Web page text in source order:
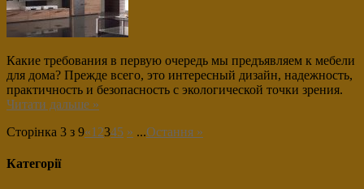
Какие требования в первую очередь мы предъявляем к мебели
для дома? Прежде всего, это интересный дизайн, надежность,
практичность и безопасность с экологической точки зрения.
Читати дальше »
Сторінка 3 з 9«1 2345 » ...Остання »
Категорії